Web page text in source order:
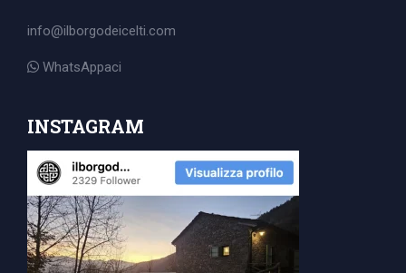
info@ilborgodeicelti.com
WhatsAppaci
INSTAGRAM